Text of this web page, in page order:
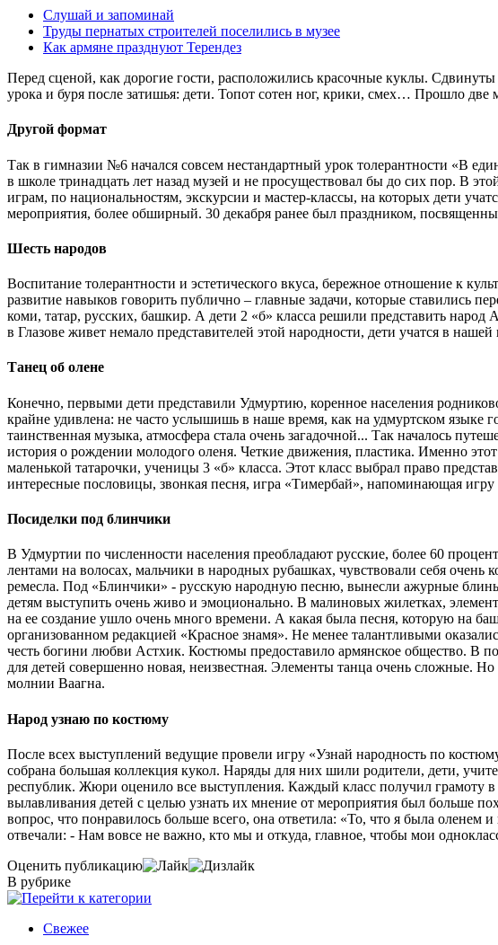
Слушай и запоминай
Труды пернатых строителей поселились в музее
Как армяне празднуют Терендез
Перед сценой, как дорогие гости, расположились красочные куклы.
урока и буря после затишья: дети. Топот сотен ног, крики, смех… Прошло
Другой формат
Так в гимназии №6 начался совсем нестандартный урок толерантности «В
в школе тринадцать лет назад музей и не просуществовал бы до сих пор. В
играм, по национальностям, экскурсии и мастер-классы, на которых дети
мероприятия, более обширный. 30 декабря ранее был праздником,
Шесть народов
Воспитание толерантности и эстетического вкуса, бережное отношение к
развитие навыков говорить публично – главные задачи, которые ставились
коми, татар, русских, башкир. А дети 2 «б» класса решили представить
в Глазове живет немало представителей этой народности, дети учатся в
Танец об олене
Конечно, первыми дети представили Удмуртию, коренное населения
крайне удивлена: не часто услышишь в наше время, как на удмуртском языке
таинственная музыка, атмосфера стала очень загадочной... Так началось
история о рождении молодого оленя. Четкие движения, пластика. Именно
маленькой татарочки, ученицы 3 «б» класса. Этот класс выбрал право
интересные пословицы, звонкая песня, игра «Тимербай», напоминающая
Посиделки под блинчики
В Удмуртии по численности населения преобладают русские, более 60
лентами на волосах, мальчики в народных рубашках, чувствовали себя
ремесла. Под «Блинчики» - русскую народную песню, вынесли ажурные
детям выступить очень живо и эмоционально. В малиновых жилетках,
на ее создание ушло очень много времени. А какая была песня, которую на
организованном редакцией «Красное знамя». Не менее талантливыми
честь богини любви Астхик. Костюмы предоставило армянское общество. В
для детей совершенно новая, неизвестная. Элементы танца очень сложные.
молнии Ваагна.
Народ узнаю по костюму
После всех выступлений ведущие провели игру «Узнай народность по
собрана большая коллекция кукол. Наряды для них шили родители, дети,
республик. Жюри оценило все выступления. Каждый класс получил грамоту
вылавливания детей с целью узнать их мнение от мероприятия был больше
вопрос, что понравилось больше всего, она ответила: «То, что я была оленем
отвечали: - Нам вовсе не важно, кто мы и откуда, главное, чтобы мои
Оценить публикацию
В рубрике
Свежее